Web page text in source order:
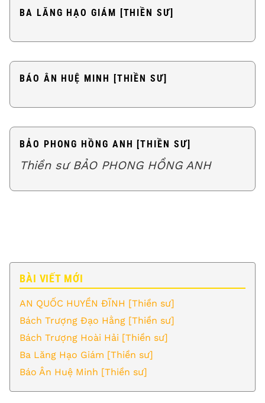
BA LĂNG HẠO GIÁM [THIỀN SƯ]
BÁO ÂN HUỆ MINH [THIỀN SƯ]
BẢO PHONG HỒNG ANH [THIỀN SƯ]
Thiền sư BẢO PHONG HỒNG ANH
BÀI VIẾT MỚI
AN QUỐC HUYỀN ĐĨNH [Thiền sư]
Bách Trượng Đạo Hằng [Thiền sư]
Bách Trượng Hoài Hải [Thiền sư]
Ba Lăng Hạo Giám [Thiền sư]
Báo Ân Huệ Minh [Thiền sư]